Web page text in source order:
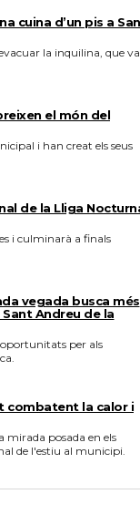
cuina d’un pis a
la inquilina, que va
el món del
i han creat els seus
de la Lliga
i culminarà a finals
vegada busca més
Andreu de la
per als
combatent la calor i
mirada posada en els
de l'estiu al municipi.